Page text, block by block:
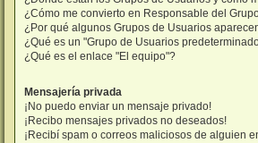
¿Cómo me convierto en Responsable del
¿Por qué algunos Grupos de Usuarios
¿Qué es un "Grupo de Usuarios
¿Qué es el enlace "El equipo"?
Mensajería privada
¡No puedo enviar un mensaje privado!
¡Recibo mensajes privados no deseados!
¡Recibí spam o correos maliciosos de alguien